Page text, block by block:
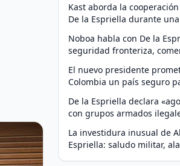
Kast aborda la
De la Espriella durante
Noboa habla con De la
seguridad fronteriza,
El nuevo presidente
Colombia un país seguro
De la Espriella declara
con grupos armados
La investidura inusual de
Espriella: saludo militar,